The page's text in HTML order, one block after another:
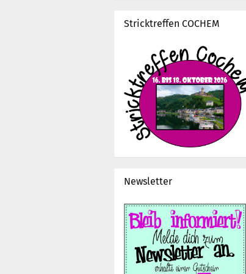
Stricktreffen COCHEM
Newsletter